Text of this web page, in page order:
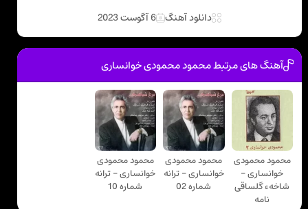
دانلود آهنگ 6 آگوست 2023
آهنگ های مرتبط محمود محمودی خوانساری
محمود محمودی
خوانساری -
شاخهء گلساقی
نامه
محمود محمودی
خوانساری - ترانه
شماره 02
محمود محمودی
خوانساری - ترانه
شماره 10